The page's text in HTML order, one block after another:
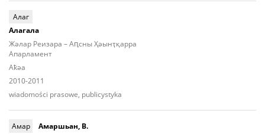
Алаг
Алагала
Жәлар Реизара – Аԥсны Ҳәынҭқарра
Апарламент
Aҟәа
2010-2011
wiadomości prasowe, publicystyka
Амар
Амаршьан, В.